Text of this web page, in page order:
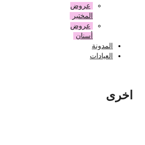
عروض
المختبر
عروض
أسنان
المدونة
العيادات
اخرى